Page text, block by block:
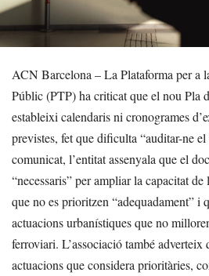
ACN Barcelona – La Plataforma per a
Públic (PTP) ha criticat que el nou Pla
estableixi calendaris ni cronogrames
previstes, fet que dificulta “auditar-ne
comunicat, l’entitat assenyala que el
“necessaris” per ampliar la capacitat
que no es prioritzen “adequadament” i
actuacions urbanístiques que no
ferroviari. L’associació també
actuacions que considera prioritàries,